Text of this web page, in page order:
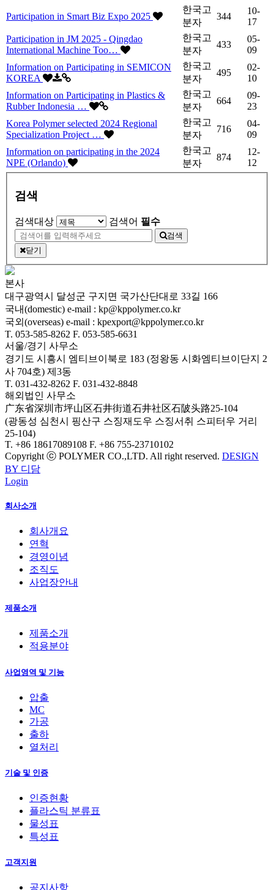
Participation in Smart Biz Expo 2025
한국고
분자
344
10-
17
Participation in JM 2025 - Qingdao
International Machine Too…
한국고
분자
433
05-
09
Information on Participating in SEMICON
KOREA
한국고
분자
495
02-
10
Information on Participating in Plastics &
Rubber Indonesia …
한국고
분자
664
09-
23
Korea Polymer selected 2024 Regional
Specialization Project …
한국고
분자
716
04-
09
Information on participating in the 2024
NPE (Orlando)
한국고
분자
874
12-
12
검색
검색대상 검색어 필수
검색
닫기
본사
대구광역시 달성군 구지면 국가산단대로 33길 166
국내(domestic) e-mail : kp@kppolymer.co.kr
국외(overseas) e-mail : kpexport@kppolymer.co.kr
T. 053-585-8262 F. 053-585-6631
서울/경기 사무소
경기도 시흥시 엠티브이북로 183 (정왕동 시화엠티브이단지 2
사 704호) 제3동
T. 031-432-8262 F. 031-432-8848
해외법인 사무소
广东省深圳市坪山区石井街道石井社区石陂头路25-104
(광동성 심천시 핑산구 스징재도우 스징서취 스피터우 거리
25-104)
T. +86 18617089108 F. +86 755-23710102
Copyright ⓒ POLYMER CO.,LTD. All right reserved. DESIGN
BY 디담
Login
회사소개
회사개요
연혁
경영이념
조직도
사업장안내
제품소개
제품소개
적용분야
사업영역 및 기능
압출
MC
가공
출하
열처리
기술 및 인증
인증현황
플라스틱 분류표
물성표
특성표
고객지원
공지사항